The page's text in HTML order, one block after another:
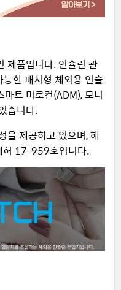
제품입니다. 인슐린 관
한 패치형 체외용 인슐
트 미로컨(ADM), 모니
습니다.
을 제공하고 있으며, 해
허 17-959호입니다.